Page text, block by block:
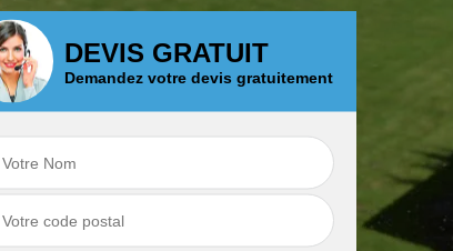
Traitement anti
DEVIS GRATUIT
Demandez votre devis gratuitement